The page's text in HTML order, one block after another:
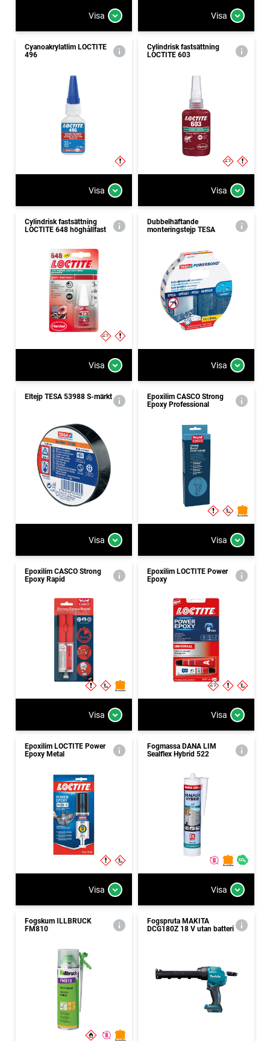
Visa Visa
Cyanoakrylatlim LOCTITE
496
Visa
Cylindrisk fastsättning
LOCTITE 603
Visa
Cylindrisk fastsättning
LOCTITE 648 höghållfast
Visa
Dubbelhäftande
monteringstejp TESA
Visa
Eltejp TESA 53988 S-märkt
Visa
Epoxilim CASCO Strong
Epoxy Professional
Visa
Epoxilim CASCO Strong
Epoxy Rapid
Visa
Epoxilim LOCTITE Power
Epoxy
Visa
Epoxilim LOCTITE Power
Epoxy Metal
Visa
Fogmassa DANA LIM
Sealflex Hybrid 522
Visa
Fogskum ILLBRUCK
FM810
Fogspruta MAKITA
DCG180Z 18 V utan batteri